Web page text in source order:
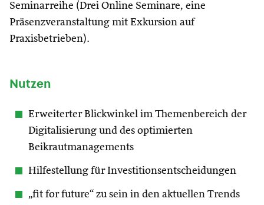
Seminarreihe (Drei Online Seminare, eine
Präsenzveranstaltung mit Exkursion auf
Praxisbetrieben).
Nutzen
Erweiterter Blickwinkel im Themenbereich der
Digitalisierung und des optimierten
Beikrautmanagements
Hilfestellung für Investitionsentscheidungen
„fit for future“ zu sein in den aktuellen Trends